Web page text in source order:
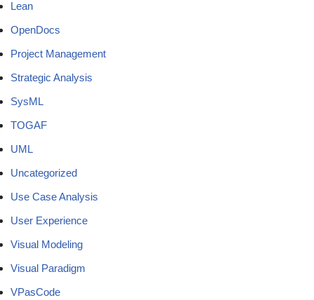
Lean
OpenDocs
Project Management
Strategic Analysis
SysML
TOGAF
UML
Uncategorized
Use Case Analysis
User Experience
Visual Modeling
Visual Paradigm
VPasCode